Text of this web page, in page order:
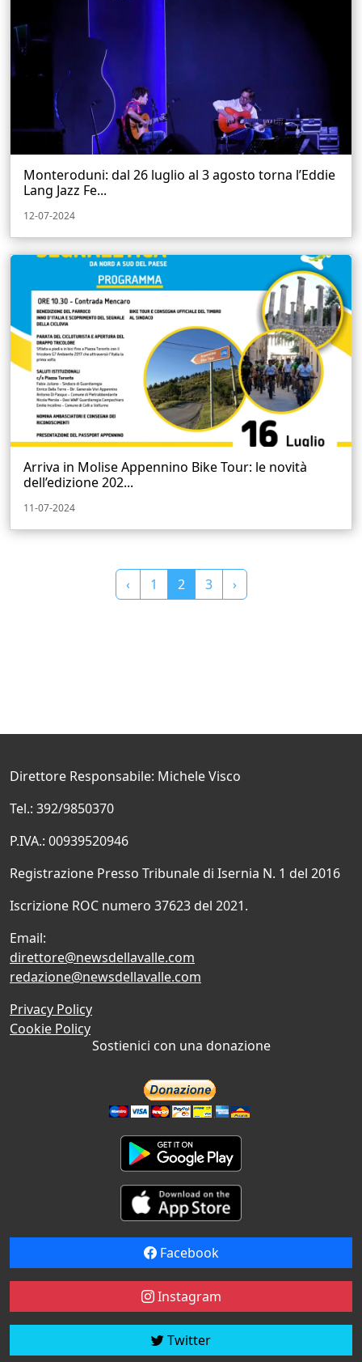
Monteroduni: dal 26 luglio al 3 agosto torna l’Eddie
Lang Jazz Fe...
12-07-2024
Arriva in Molise Appennino Bike Tour: le novità
dell’edizione 202...
11-07-2024
‹ 1 2 3 ›
Direttore Responsabile: Michele Visco
Tel.: 392/9850370
P.IVA.: 00939520946
Registrazione Presso Tribunale di Isernia N. 1 del 2016
Iscrizione ROC numero 37623 del 2021.
Email:
direttore@newsdellavalle.com
redazione@newsdellavalle.com
Privacy Policy
Cookie Policy
Sostienici con una donazione
Facebook
Instagram
Twitter